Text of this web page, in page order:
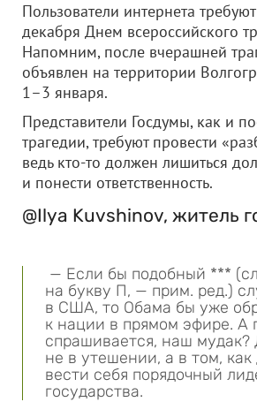
Пользователи интернета
декабря Днем всероссийского
Напомним, после вчерашней
объявлен на территории
1–3 января.
Представители Госдумы, как и
трагедии, требуют провести
ведь кто-то должен лишиться
и понести ответственность.
@Ilya Kuvshinov, житель
— Если бы подобный ***
на букву П, — прим. ред.)
в США, то Обама бы уже
к нации в прямом эфире. А
спрашивается, наш мудак?
не в утешении, а в том,
вести себя порядочный
государства.